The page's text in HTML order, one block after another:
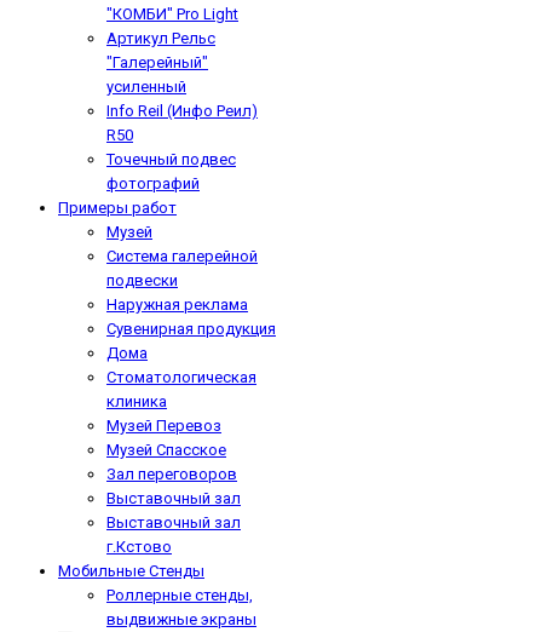
"КОМБИ" Pro Light
Артикул Рельс
"Галерейный"
усиленный
Info Reil (Инфо Реил)
R50
Точечный подвес
фотографий
Примеры работ
Музей
Система галерейной
подвески
Наружная реклама
Сувенирная продукция
Дома
Стоматологическая
клиника
Музей Перевоз
Музей Спасское
Зал переговоров
Выставочный зал
Выставочный зал
г.Кстово
Мобильные Стенды
Роллерные стенды,
выдвижные экраны